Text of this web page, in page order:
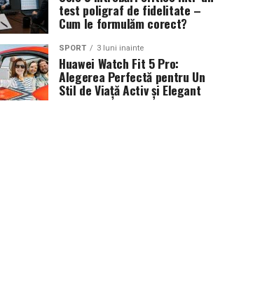
test poligraf de fidelitate –
Cum le formulăm corect?
SPORT 3 luni inainte
Huawei Watch Fit 5 Pro:
Alegerea Perfectă pentru Un
Stil de Viață Activ și Elegant